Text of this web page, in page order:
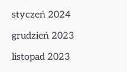
styczeń 2024
grudzień 2023
listopad 2023